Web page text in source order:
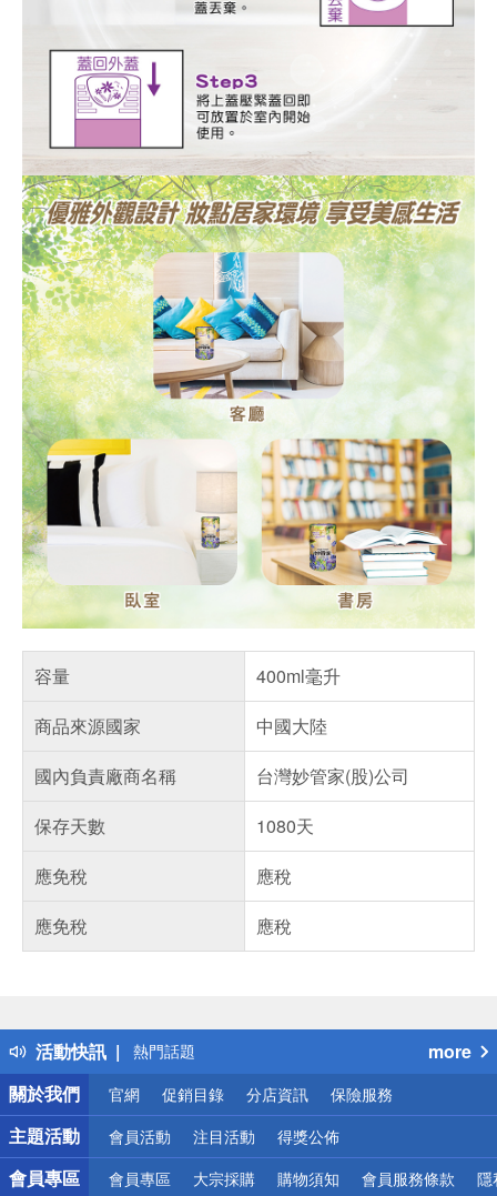
容量
400ml毫升
商品來源國家
中國大陸
國內負責廠商名稱
台灣妙管家(股)公司
保存天數
1080天
應免稅
應稅
應免稅
應稅
活動快訊
得獎公告
熱門話題
銀行優惠
偏遠地區配送
詐騙網頁！請小心！
more
關於我們
官網 促銷目錄 分店資訊 保險服務
主題活動 會員活動 注目活動 得獎公佈
會員專區 會員專區 大宗採購 購物須知 會員服務條款 隱